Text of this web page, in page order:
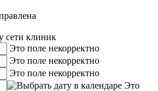
сети клиник
Это поле некорректно
Это поле некорректно
Это поле некорректно
Это